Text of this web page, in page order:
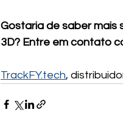
Gostaria de saber mais
3D? Entre em contato
TrackFY.tech,